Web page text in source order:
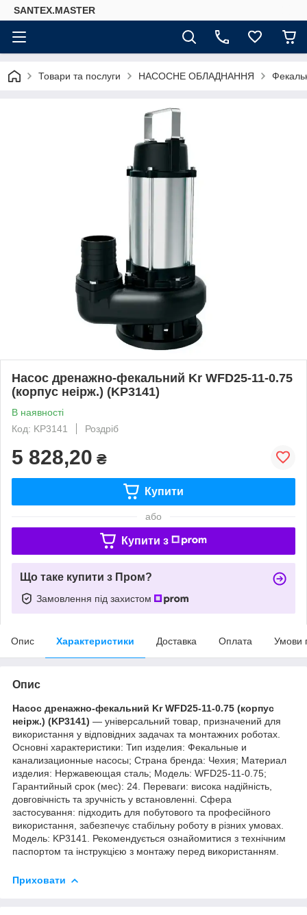
SANTEX.MASTER
Товари та послуги НАСОСНЕ ОБЛАДНАННЯ
Насос дренажно-фекальний Kr WFD25-11-0.75
(корпус неірж.) (KP3141)
В наявності
Код: KP3141
Роздріб
5 828,20 ₴
Купити
або
Купити з
Що таке купити з Пром?
Замовлення під захистом
Опис Характеристики Доставка Оплата Умови
Опис
Насос дренажно-фекальний Kr WFD25-11-0.75 (корпус
неірж.) (KP3141) — універсальний товар, призначений для
використання у відповідних задачах та монтажних роботах.
Основні характеристики: Тип изделия: Фекальные и
канализационные насосы; Страна бренда: Чехия; Материал
изделия: Нержавеющая сталь; Мoдель: WFD25-11-0.75;
Гарантийный срок (мес): 24. Переваги: висока надійність,
довговічність та зручність у встановленні. Сфера
застосування: підходить для побутового та професійного
використання, забезпечує стабільну роботу в різних умовах.
Модель: KP3141. Рекомендується ознайомитися з технічним
паспортом та інструкцією з монтажу перед використанням.
Приховати